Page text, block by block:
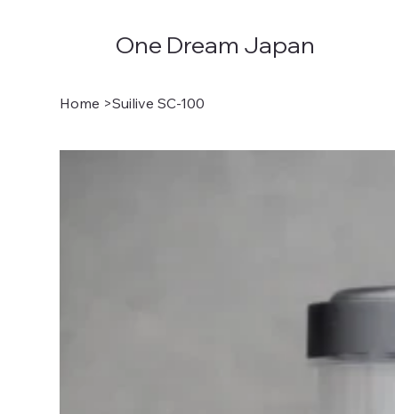
One Dream Japan
Home >Suilive SC-100